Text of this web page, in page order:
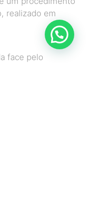
realizado em
face pelo